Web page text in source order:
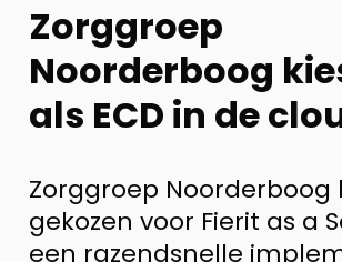
Zorggroep
Noorderboog
als ECD in de
Zorggroep Noorderboog
gekozen voor Fierit as a
een razendsnelle